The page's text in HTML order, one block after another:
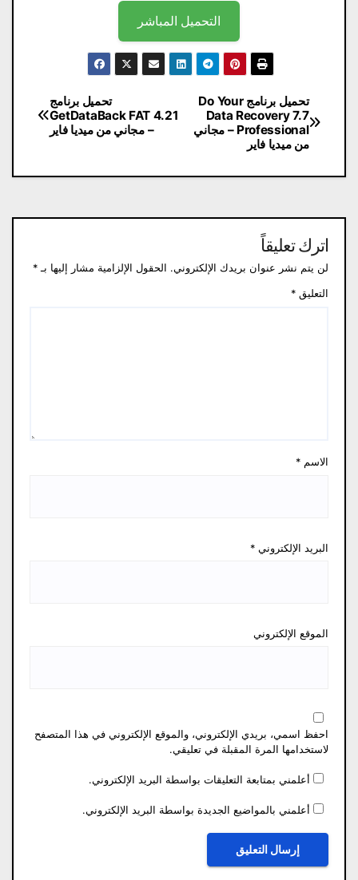
التحميل المباشر
تصفّح
المقالات
تحميل برنامج
GetDataBack FAT 4.21
– مجاني من ميديا ​​فاير
تحميل برنامج Do Your
Data Recovery 7.7
Professional – مجاني
من ميديا ​​فاير
اترك تعليقاً
لن يتم نشر عنوان بريدك الإلكتروني. الحقول الإلزامية مشار إليها بـ *
التعليق *
الاسم *
البريد الإلكتروني *
الموقع الإلكتروني
احفظ اسمي، بريدي الإلكتروني، والموقع الإلكتروني في هذا المتصفح
لاستخدامها المرة المقبلة في تعليقي.
أعلمني بمتابعة التعليقات بواسطة البريد الإلكتروني.
أعلمني بالمواضيع الجديدة بواسطة البريد الإلكتروني.